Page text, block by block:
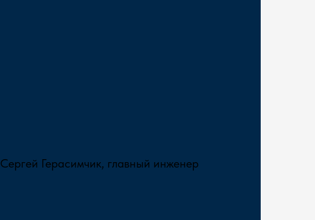
Сергей Герасимчик, главный инженер